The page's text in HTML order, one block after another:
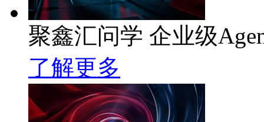
聚鑫汇问学 企业级
了解更多